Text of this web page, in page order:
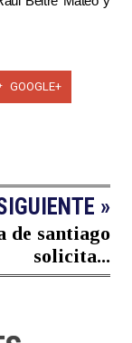
GOOGLE+
»
de santiago
solicita...